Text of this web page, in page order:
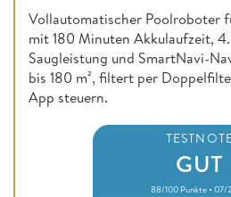
Vollautomatischer Poolroboter
mit 180 Minuten Akkulaufzeit,
Saugleistung und SmartNavi-
bis 180 m², filtert per
App steuern.
GUT
88/100 Punkte •